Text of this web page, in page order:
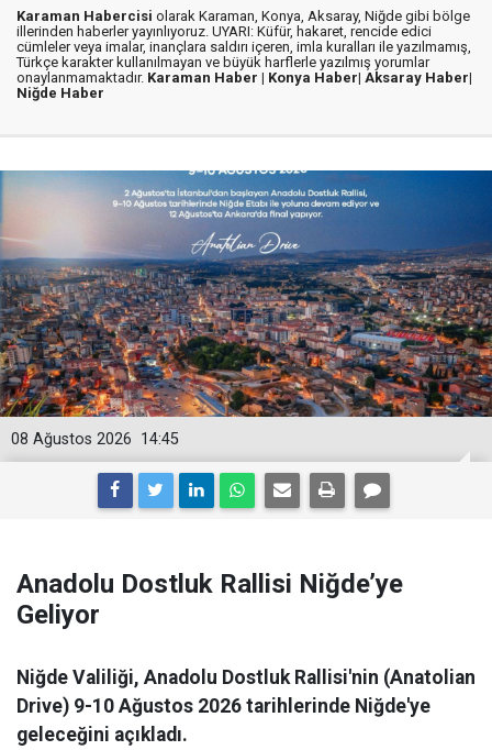
Karaman Habercisi olarak Karaman, Konya, Aksaray, Niğde gibi bölge
illerinden haberler yayınlıyoruz. UYARI: Küfür, hakaret, rencide edici
cümleler veya imalar, inançlara saldırı içeren, imla kuralları ile yazılmamış,
Türkçe karakter kullanılmayan ve büyük harflerle yazılmış yorumlar
onaylanmamaktadır. Karaman Haber | Konya Haber| Aksaray Haber|
Niğde Haber
14:45
08 Ağustos 2026
Anadolu Dostluk Rallisi Niğde’ye
Geliyor
Niğde Valiliği, Anadolu Dostluk Rallisi'nin (Anatolian
Drive) 9-10 Ağustos 2026 tarihlerinde Niğde'ye
geleceğini açıkladı.